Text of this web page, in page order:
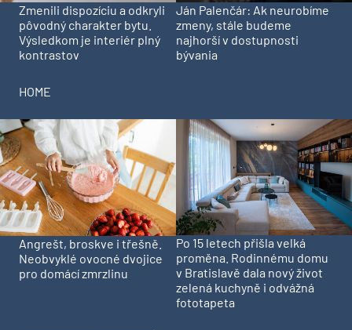
Zmenili dispozíciu a odkryli
pôvodný charakter bytu.
Výsledkom je interiér plný
kontrastov
Ján Palenčár: Ak neurobíme
zmeny, stále budeme
najhorší v dostupnosti
bývania
HOME
Angrešt, broskve i třešně.
Neobvyklé ovocné dvojice
pro domácí zmrzlinu
Po 15 letech přišla velká
proměna. Rodinnému domu
v Bratislavě dala nový život
zelená kuchyně i odvážná
fototapeta